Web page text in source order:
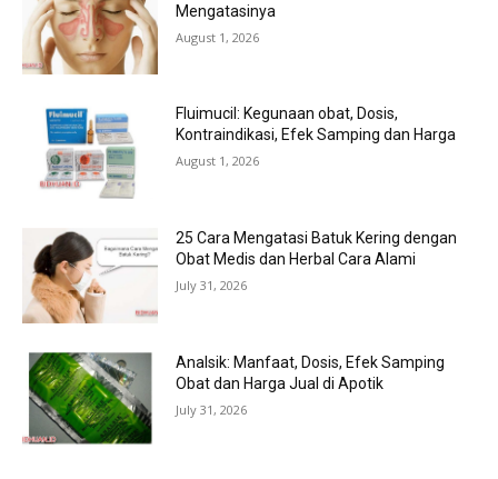
Mengatasinya
August 1, 2026
Fluimucil: Kegunaan obat, Dosis,
Kontraindikasi, Efek Samping dan Harga
August 1, 2026
25 Cara Mengatasi Batuk Kering dengan
Obat Medis dan Herbal Cara Alami
July 31, 2026
Analsik: Manfaat, Dosis, Efek Samping
Obat dan Harga Jual di Apotik
July 31, 2026